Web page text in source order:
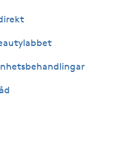
akryl
gelé
glasfiber
silke